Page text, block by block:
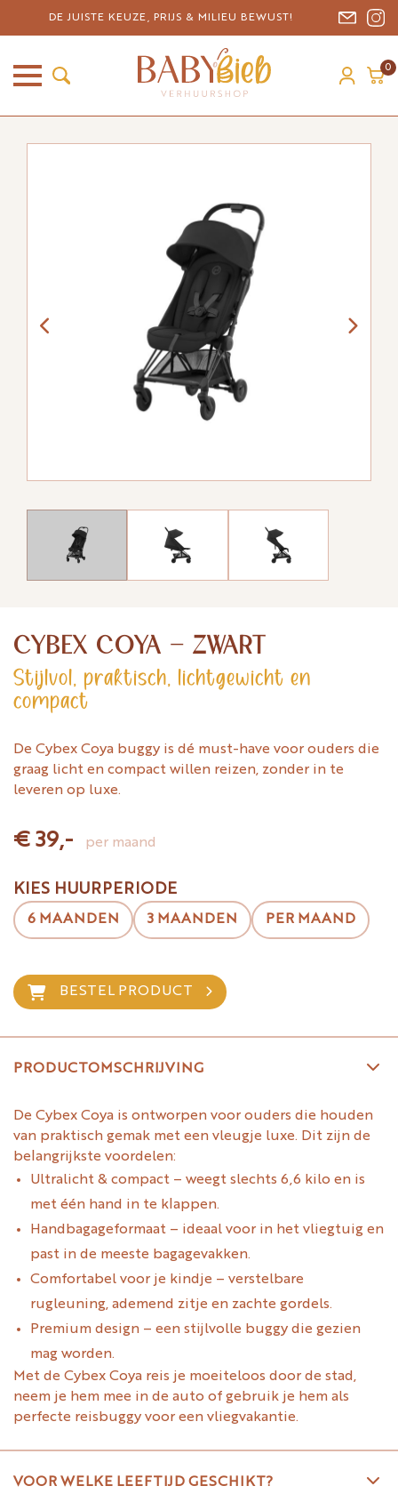
DE JUISTE KEUZE, PRIJS & MILIEU BEWUST!
0
CYBEX COYA - ZWART
Stijlvol, praktisch, lichtgewicht en
compact
De Cybex Coya buggy is dé must-have voor ouders die
graag licht en compact willen reizen, zonder in te
leveren op luxe.
€ 39,- per maand
KIES HUURPERIODE
6 MAANDEN 3 MAANDEN PER MAAND
BESTEL PRODUCT
PRODUCTOMSCHRIJVING
De Cybex Coya is ontworpen voor ouders die houden
van praktisch gemak met een vleugje luxe. Dit zijn de
belangrijkste voordelen:
Ultralicht & compact – weegt slechts 6,6 kilo en is
met één hand in te klappen.
Handbagageformaat – ideaal voor in het vliegtuig en
past in de meeste bagagevakken.
Comfortabel voor je kindje – verstelbare
rugleuning, ademend zitje en zachte gordels.
Premium design – een stijlvolle buggy die gezien
mag worden.
Met de Cybex Coya reis je moeiteloos door de stad,
neem je hem mee in de auto of gebruik je hem als
perfecte reisbuggy voor een vliegvakantie.
VOOR WELKE LEEFTIJD GESCHIKT?